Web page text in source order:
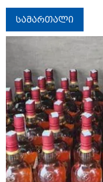
სამართალი